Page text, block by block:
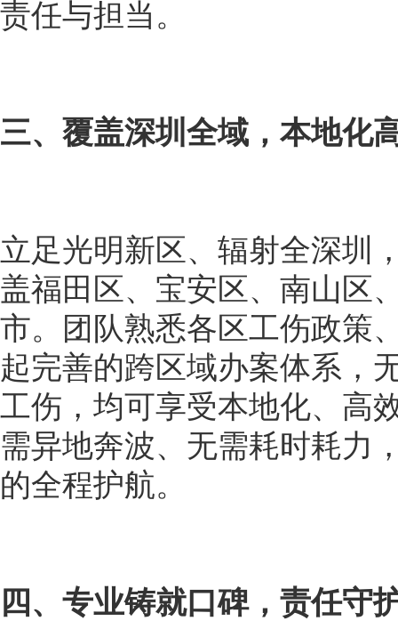
责任与担当。
三、覆盖深圳全域，本地化
立足光明新区、辐射全深圳
盖福田区、宝安区、南山区
市。团队熟悉各区工伤政策
起完善的跨区域办案体系，
工伤，均可享受本地化、高
需异地奔波、无需耗时耗力
的全程护航。
四、专业铸就口碑，责任守